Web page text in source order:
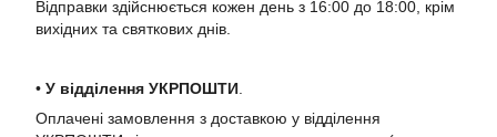
Відправки здійснюється кожен день з 16:00 до 18:00, крім
вихідних та святкових днів.
• У відділення УКРПОШТИ
Оплачені замовлення з доставкою у відділення